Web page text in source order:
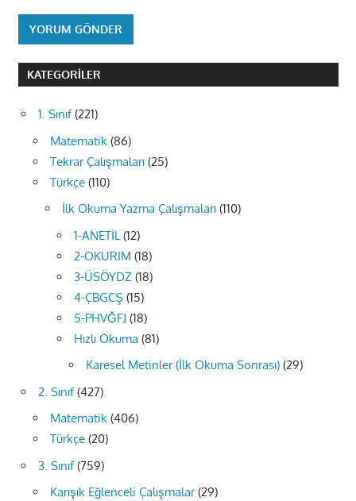
KATEGORILER
1. Sınıf(221)
Matematik (86)
Tekrar Çalışmaları (25)
Türkçe (110)
İlk Okuma Yazma Çalışmaları (110)
1-ANETİL(12)
2-OKURIM (18)
3-ÜSÖYDZ (18)
4-ÇBGCŞ (15)
5-PHVĞFJ (18)
Hızlı Okuma (81)
Karesel Metinler (İlk Okuma Sonrası) (29)
2. Sınıf(427)
Matematik (406)
Türkçe (20)
3. Sınıf(759)
Karışık Eğlenceli Çalışmalar(29)